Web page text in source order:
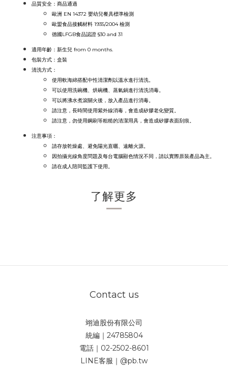
品質安全： 商品通過
歐洲 EN 14372 嬰幼兒餐具標準檢測
歐盟食品接觸材料 1935/2004 檢測
德國LFGB食品認證 §30 and 31
適用年齡：新生兒 from 0 months.
包裝方式： 盒裝
清洗方式：
使用軟海綿搭配中性清潔劑以溫水進行清洗。
可以使用洗碗機、烘碗機、蒸氣鍋進行清洗消毒。
可以將沸水煮滾關火後，放入產品進行消毒。
請注意，長時間使用紫外線消毒，會造成矽膠老化變質。
請注意，勿使用鋼刷等粗糙的清潔用具，會造成矽膠表面刮痕。
注意事項：
請存放乾燥處、避免陽光直曬、遠離火源。
因拍攝光線角度問題及每台電腦顯色情況不同，請以實際原裝產品為主。
請在成人陪同監護下使用。
了解更多
Contact us
翊迪股份有限公司
統編｜24785804
電話｜02-2502-8601
LINE客服｜@pb.tw